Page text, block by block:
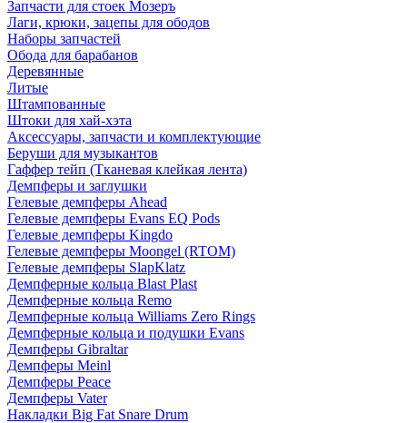
Запчасти для стоек Мозеръ
Лаги, крюки, зацепы для ободов
Наборы запчастей
Обода для барабанов
Деревянные
Литые
Штампованные
Штоки для хай-хэта
Аксессуары, запчасти и комплектующие
Беруши для музыкантов
Гаффер тейп (Тканевая клейкая лента)
Демпферы и заглушки
Гелевые демпферы Ahead
Гелевые демпферы Evans EQ Pods
Гелевые демпферы Kingdo
Гелевые демпферы Moongel (RTOM)
Гелевые демпферы SlapKlatz
Демпферные кольца Blast Plast
Демпферные кольца Remo
Демпферные кольца Williams Zero Rings
Демпферные кольца и подушки Evans
Демпферы Gibraltar
Демпферы Meinl
Демпферы Peace
Демпферы Vater
Накладки Big Fat Snare Drum